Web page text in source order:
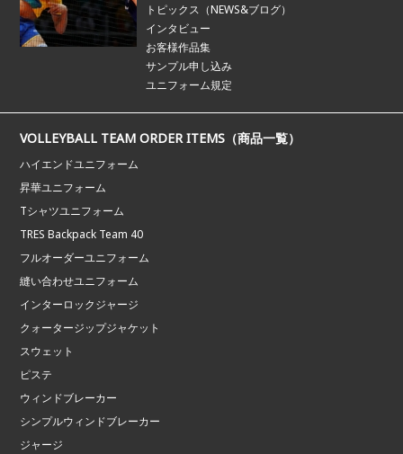
トピックス（NEWS&ブログ）
インタビュー
お客様作品集
サンプル申し込み
ユニフォーム規定
VOLLEYBALL TEAM ORDER ITEMS（商品一覧）
ハイエンドユニフォーム
昇華ユニフォーム
Tシャツユニフォーム
TRES Backpack Team 40
フルオーダーユニフォーム
縫い合わせユニフォーム
インターロックジャージ
クォータージップジャケット
スウェット
ピステ
ウィンドブレーカー
シンプルウィンドブレーカー
ジャージ